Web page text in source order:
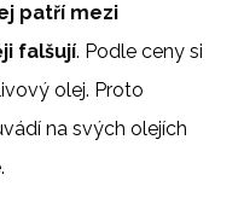
patří mezi
falšují. Podle ceny si
olej. Proto
na svých olejích